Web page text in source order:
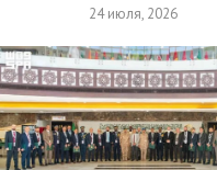
24 июля, 2026